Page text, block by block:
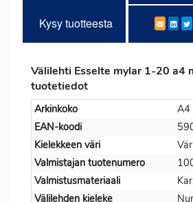
Kysy tuotteesta
Välilehti Esselte mylar 1-20 a4
tuotetiedot
Arkinkoko
A4
EAN-koodi
Kielekkeen väri
Valmistajan tuotenumero
Valmistusmateriaali
Välilehden kieleke